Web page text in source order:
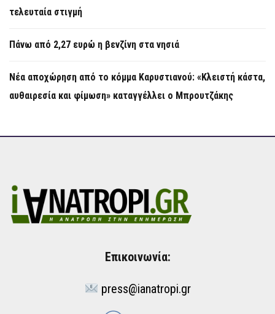
τελευταία στιγμή
Πάνω από 2,27 ευρώ η βενζίνη στα νησιά
Νέα αποχώρηση από το κόμμα Καρυστιανού: «Κλειστή κάστα,
αυθαιρεσία και φίμωση» καταγγέλλει ο Μπρουτζάκης
Επικοινωνία:
press@ianatropi.gr